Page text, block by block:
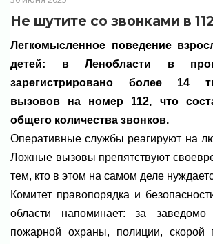
Не шутите со звонками в 112
Легкомысленное поведение
детей: в Ленобласти в
зарегистрировано более 14
вызовов на номер 112, что
общего количества звонков.
Оперативные службы реагируют на
Ложные вызовы препятствуют
тем, кто в этом на самом деле
Комитет правопорядка и
области напоминает: за
пожарной охраны, полиции,